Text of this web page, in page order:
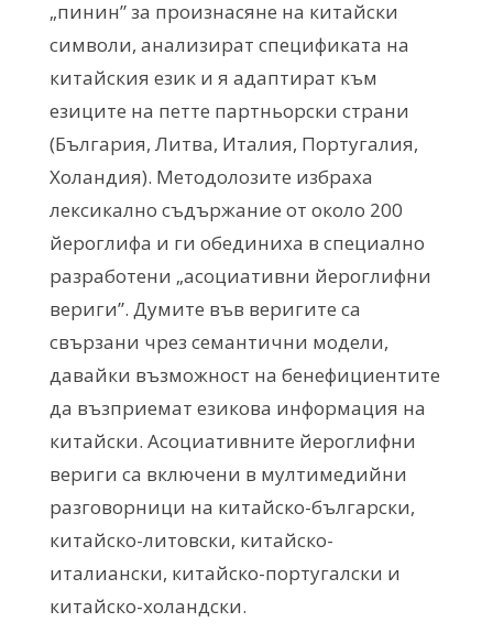
„пинин” за произнасяне на китайски
символи, анализират спецификата на
китайския език и я адаптират към
езиците на петте партньорски страни
(България, Литва, Италия, Португалия,
Холандия). Методолозите избраха
лексикално съдържание от около 200
йероглифа и ги обединиха в специално
разработени „асоциативни йероглифни
вериги”. Думите във веригите са
свързани чрез семантични модели,
давайки възможност на бенефициентите
да възприемат езикова информация на
китайски. Асоциативните йероглифни
вериги са включени в мултимедийни
разговорници на китайско-български,
китайско-литовски, китайско-
италиански, китайско-португалски и
китайско-холандски.